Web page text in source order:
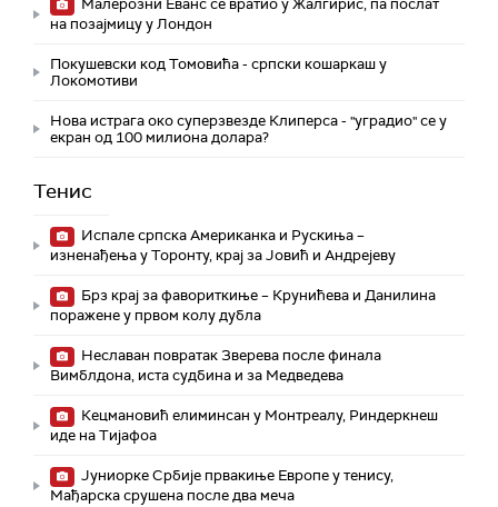
Малерозни Еванс се вратио у Жалгирис, па послат
на позајмицу у Лондон
Покушевски код Томовића - српски кошаркаш у
Локомотиви
Нова истрага око суперзвезде Клиперса - "уградио" се у
екран од 100 милиона долара?
Тенис
Испале српска Американка и Рускиња –
изненађења у Торонту, крај за Јовић и Андрејеву
Брз крај за фавориткиње – Крунићева и Данилина
поражене у првом колу дубла
Неславан повратак Зверева после финала
Вимблдона, иста судбина и за Медведева
Кецмановић елиминсан у Монтреалу, Риндеркнеш
иде на Тијафоа
Јуниорке Србије првакиње Европе у тенису,
Мађарска срушена после два меча